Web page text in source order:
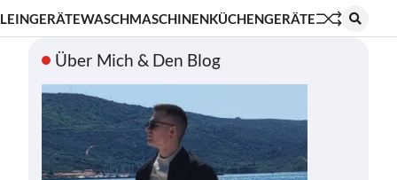
WASCHMASCHINENKÜCHENGERÄTE
Über Mich & Den Blog